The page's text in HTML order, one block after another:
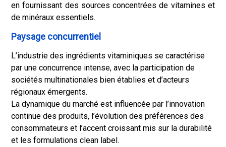
en fournissant des sources concentrées de vitamines et
de minéraux essentiels.
Paysage concurrentiel
L’industrie des ingrédients vitaminiques se caractérise
par une concurrence intense, avec la participation de
sociétés multinationales bien établies et d’acteurs
régionaux émergents.
La dynamique du marché est influencée par l’innovation
continue des produits, l’évolution des préférences des
consommateurs et l’accent croissant mis sur la durabilité
et les formulations clean label.